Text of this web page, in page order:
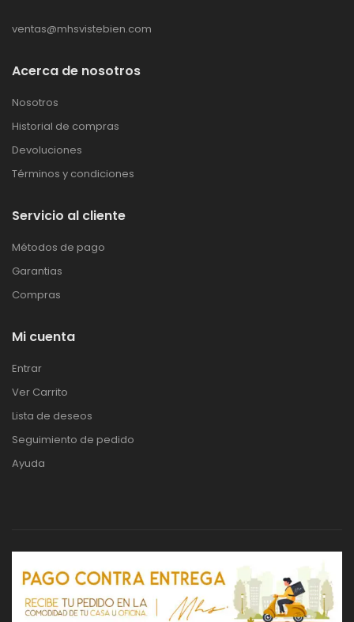
ventas@mhsvistebien.com
Acerca de nosotros
Nosotros
Historial de compras
Devoluciones
Términos y condiciones
Servicio al cliente
Métodos de pago
Garantias
Compras
Mi cuenta
Entrar
Ver Carrito
Lista de deseos
Seguimiento de pedido
Ayuda